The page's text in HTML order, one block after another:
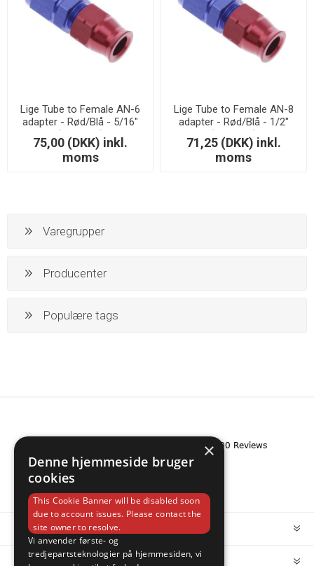
Lige Tube to Female AN-6
adapter - Rød/Blå - 5/16"
(7,93mm.)
75,00 (DKK) inkl.
moms
Lige Tube to Female AN-8
adapter - Rød/Blå - 1/2"
(12,7mm.)
71,25 (DKK) inkl.
moms
Varegrupper
Producenter
Populære tags
MIN KONTO
×
Denne hjemmeside bruger
cookies
This Cookie Banner will be disabled soon
due to account issues. Please contact the
site owner to resolve.
Vi anvender første- og
tredjepartsteknologier på hjemmesiden, vi